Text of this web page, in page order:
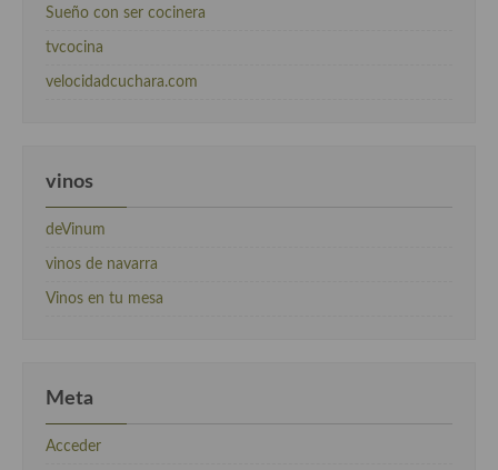
Sueño con ser cocinera
tvcocina
velocidadcuchara.com
vinos
deVinum
vinos de navarra
Vinos en tu mesa
Meta
Acceder